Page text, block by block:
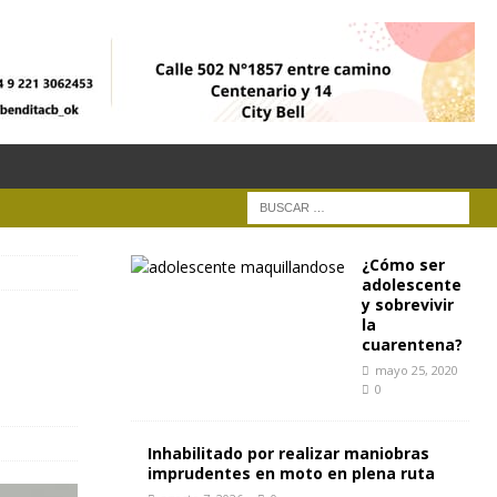
¿Cómo ser
adolescente
y sobrevivir
la
cuarentena?
mayo 25, 2020
0
Inhabilitado por realizar maniobras
imprudentes en moto en plena ruta